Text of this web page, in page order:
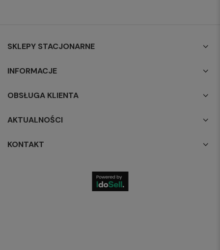
SKLEPY STACJONARNE
INFORMACJE
OBSŁUGA KLIENTA
AKTUALNOŚCI
KONTAKT